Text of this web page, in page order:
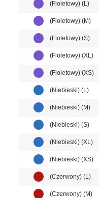
(Fioletowy) (L)
(Fioletowy) (M)
(Fioletowy) (S)
(Fioletowy) (XL)
(Fioletowy) (XS)
(Niebieski) (L)
(Niebieski) (M)
(Niebieski) (S)
(Niebieski) (XL)
(Niebieski) (XS)
(Czerwony) (L)
(Czerwony) (M)